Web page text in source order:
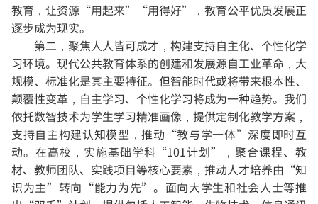
教育，让资源“用起来”“用得好”，教育公平优质发展正
逐步成为现实。
第二，聚焦人人皆可成才，构建支持自主化、个性化学
习环境。 现代公共教育体系的创建和发展源自工业革命，大
规模、标准化是其主要特征。但智能时代或将带来根本性、
颠覆性变革，自主学习、个性化学习将成为一种趋势。我们
依托数智技术为学生学习精准画像，提供定制化教学方案，
支持自主构建认知模型，推动“教与学一体”深度即时互
动。在高校，实施基础学科“101计划”，聚合课程、教
材、教师团队、实践项目等核心要素，推动人才培养由“知
识为主”转向“能力为先”。面向大学生和社会人士等推